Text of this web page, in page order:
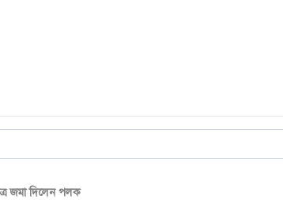
জমা দিলেন পলক